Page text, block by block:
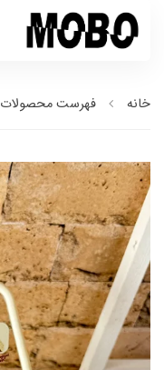
خانه فهرست محصولات